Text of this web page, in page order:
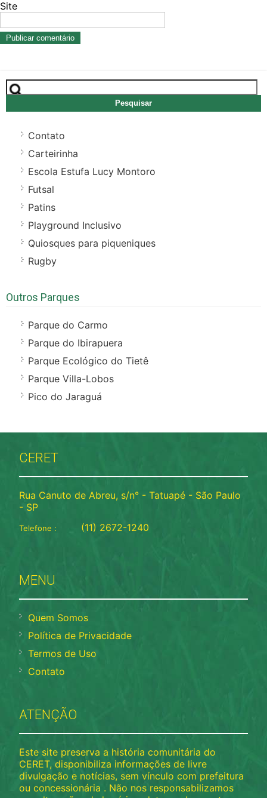
Site
Pesquisar
por:
Contato
Carteirinha
Escola Estufa Lucy Montoro
Futsal
Patins
Playground Inclusivo
Quiosques para piqueniques
Rugby
Outros Parques
Parque do Carmo
Parque do Ibirapuera
Parque Ecológico do Tietê
Parque Villa-Lobos
Pico do Jaraguá
CERET
Rua Canuto de Abreu, s/n° - Tatuapé - São Paulo
- SP
Telefone : (11) 2672-1240
MENU
Quem Somos
Política de Privacidade
Termos de Uso
Contato
ATENÇÃO
Este site preserva a história comunitária do
CERET, disponibiliza informações de livre
divulgação e notícias, sem vínculo com prefeitura
ou concessionária . Não nos responsabilizamos